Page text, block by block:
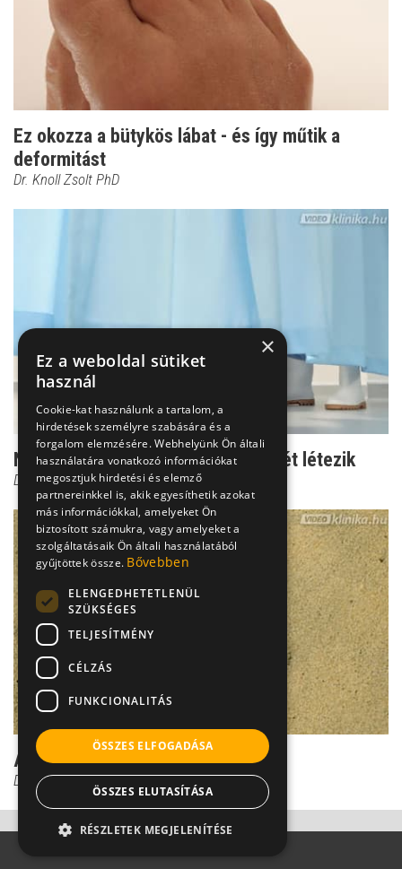
Ez okozza a bütykös lábat - és így műtik a
deformitást
Dr. Knoll Zsolt PhD
Nem tévedés: százféle bütyökműtét létezik
Dr. Gulyás Károly
A lúdtalp diagnózisa
Dr. Pantó Tamás
×
Ez a weboldal sütiket
használ
Cookie-kat használunk a tartalom, a
hirdetések személyre szabására és a
forgalom elemzésére. Webhelyünk Ön általi
használatára vonatkozó információkat
megosztjuk hirdetési és elemző
partnereinkkel is, akik egyesíthetik azokat
más információkkal, amelyeket Ön
biztosított számukra, vagy amelyeket a
szolgáltatásaik Ön általi használatából
gyűjtöttek össze. Bővebben
ELENGEDHETETLENÜL
SZÜKSÉGES
TELJESÍTMÉNY
CÉLZÁS
FUNKCIONALITÁS
ÖSSZES ELFOGADÁSA
ÖSSZES ELUTASÍTÁSA
RÉSZLETEK MEGJELENÍTÉSE